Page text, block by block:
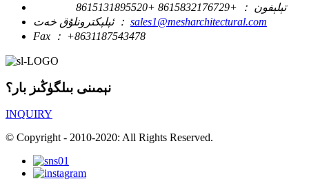
تېلېفون ： +8615832176729
+8615131895520
ئېلېكترونلۇق خەت ： sales1@mesharchitectural.com
Fax ： +8631187543478
نېمىنى بىلگۈڭىز بار؟
INQUIRY
© Copyright - 2010-2020: All Rights Reserved.